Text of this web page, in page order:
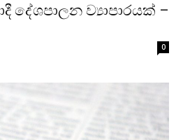
දේශපාලන ව්‍යාපාරයක් –
0